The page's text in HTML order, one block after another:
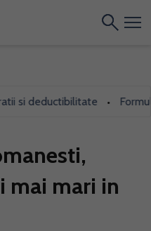
si deductibilitate •
mai mari in